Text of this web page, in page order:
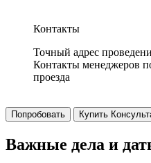
Контакты
Точный адрес
Контакты менеджеров
проезда
Попробовать Купить
Важные дела и